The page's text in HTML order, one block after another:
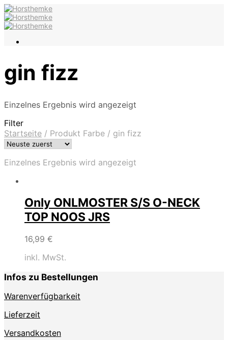
gin fizz
Einzelnes Ergebnis wird angezeigt
Filter
Startseite / Produkt Farbe / gin fizz
Einzelnes Ergebnis wird angezeigt
Only ONLMOSTER S/S O-NECK
TOP NOOS JRS
16,99 €
inkl. MwSt.
Infos zu Bestellungen
Warenverfügbarkeit
Lieferzeit
Versandkosten